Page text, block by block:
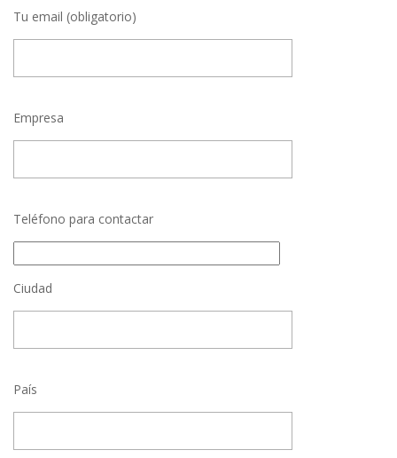
Tu email (obligatorio)
Empresa
Teléfono para contactar
Ciudad
País